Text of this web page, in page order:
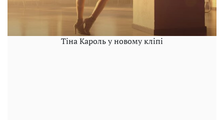
Тіна Кароль у новому кліпі